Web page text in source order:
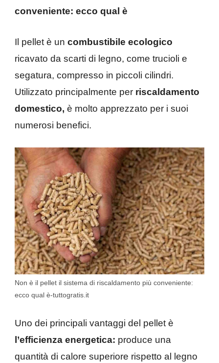
conveniente: ecco qual è
Il pellet è un combustibile ecologico
ricavato da scarti di legno, come trucioli e
segatura, compresso in piccoli cilindri.
Utilizzato principalmente per riscaldamento
domestico, è molto apprezzato per i suoi
numerosi benefici.
Non è il pellet il sistema di riscaldamento più conveniente:
ecco qual è-tuttogratis.it
Uno dei principali vantaggi del pellet è
l’efficienza energetica: produce una
quantità di calore superiore rispetto al legno